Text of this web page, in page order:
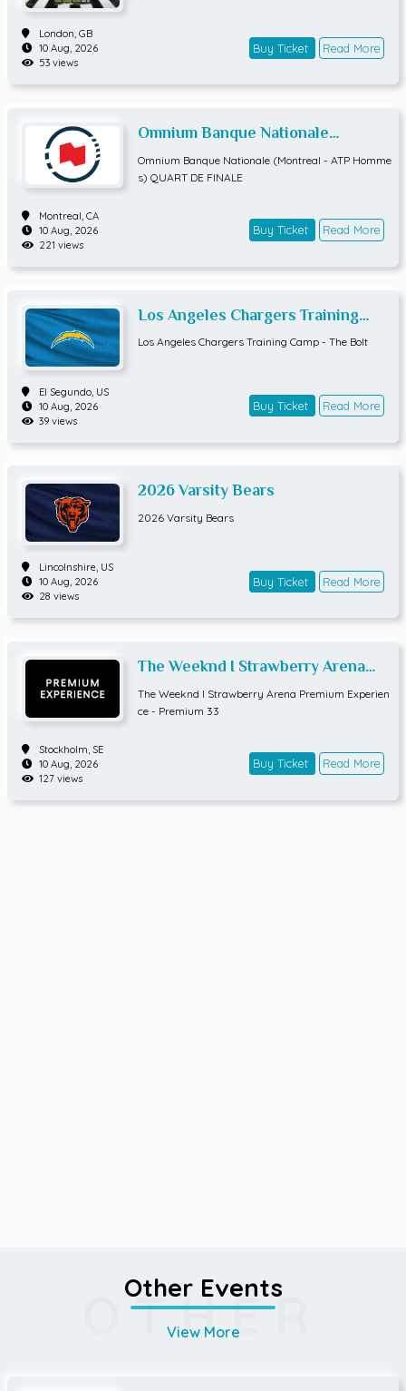
London, GB
10 Aug, 2026
53 views
Buy Ticket Read More
Omnium Banque Nationale
DE FINALE
Omnium Banque Nationale (Montreal - ATP Homme
s) QUART DE FINALE
Montreal, CA
10 Aug, 2026
221 views
Buy Ticket Read More
Los Angeles Chargers Training
Camp - The Bolt
Los Angeles Chargers Training Camp - The Bolt
El Segundo, US
10 Aug, 2026
39 views
Buy Ticket Read More
2026 Varsity Bears
2026 Varsity Bears
Lincolnshire, US
10 Aug, 2026
28 views
Buy Ticket Read More
The Weeknd I Strawberry Arena
The Weeknd I Strawberry Arena Premium Experien
ce - Premium 33
Stockholm, SE
10 Aug, 2026
127 views
Buy Ticket Read More
OTHER
Other Events
View More